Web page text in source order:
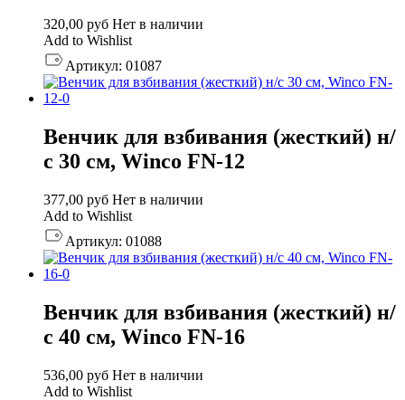
320,00 руб Нет в наличии
Add to Wishlist
Артикул: 01087
Венчик для взбивания (жесткий) н/
с 30 см, Winco FN-12
377,00 руб Нет в наличии
Add to Wishlist
Артикул: 01088
Венчик для взбивания (жесткий) н/
с 40 см, Winco FN-16
536,00 руб Нет в наличии
Add to Wishlist